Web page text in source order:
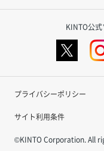
KINTO公
プライバシーポリシー
サイト利用条件
©KINTO Corporation. All